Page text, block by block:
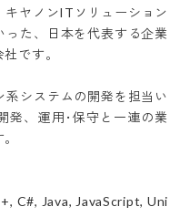
キヤノンITソリューション
った、日本を代表する企業
です。
システムの開発を担当い
発、運用･保守と一連の業
C#, Java, JavaScript, Uni